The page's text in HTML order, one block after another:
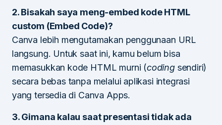
2. Bisakah saya meng-embed kode HTML
custom (Embed Code)?
Canva lebih mengutamakan penggunaan URL
langsung. Untuk saat ini, kamu belum bisa
memasukkan kode HTML murni (codingsendiri)
secara bebas tanpa melalui aplikasi integrasi
yang tersedia di Canva Apps.
3. Gimana kalau saat presentasi tidak ada